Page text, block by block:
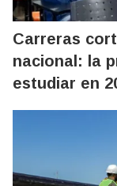
Carreras
nacional: la
estudiar en